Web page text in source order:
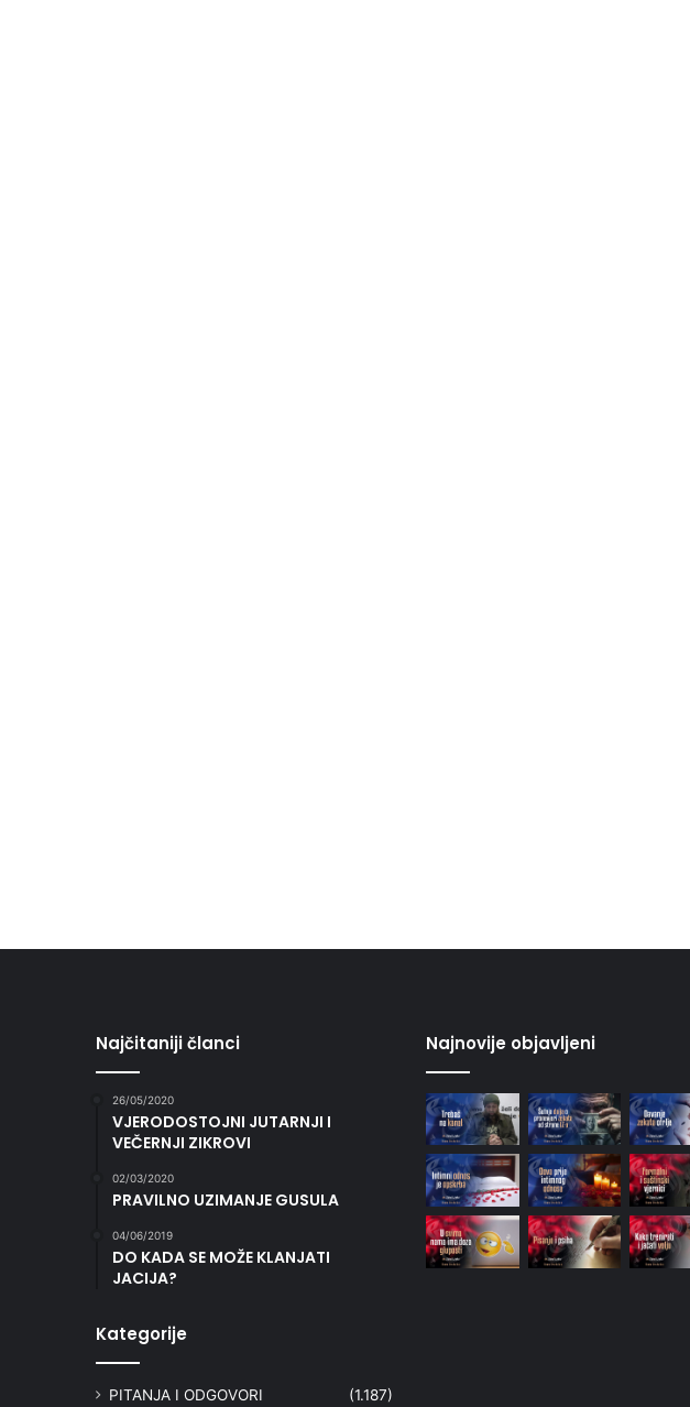
Najčitaniji članci
26/05/2020
VJERODOSTOJNI JUTARNJI I
VEČERNJI ZIKROVI
02/03/2020
PRAVILNO UZIMANJE GUSULA
04/06/2019
DO KADA SE MOŽE KLANJATI
JACIJA?
Kategorije
PITANJA I ODGOVORI (1.187)
Najnovije objavljeni